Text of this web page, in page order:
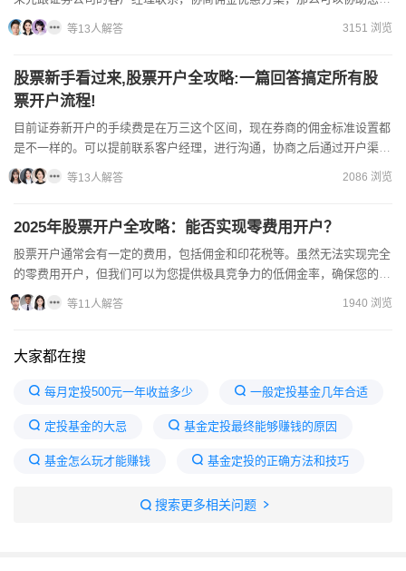
户，并帮您设置低佣金费率。因此，您如果对股票佣金有特殊需求，...
等13人解答 3151 浏览
股票新手看过来,股票开户全攻略:一篇回答搞定所有股
票开户流程!
目前证券新开户的手续费是在万三这个区间，现在券商的佣金标准设置都
是不一样的。可以提前联系客户经理，进行沟通，协商之后通过开户渠道
办理开户，股票账户需要投资者年满十八岁才可以开通，现在网...
等13人解答 2086 浏览
2025年股票开户全攻略：能否实现零费用开户？
股票开户通常会有一定的费用，包括佣金和印花税等。虽然无法实现完全
的零费用开户，但我们可以为您提供极具竞争力的低佣金率，确保您的交
易成本尽可能降低。佣金默认万三，我司可以优惠，欢迎加我微...
等11人解答 1940 浏览
大家都在搜
每月定投500元一年收益多少 一般定投基金几年合适
定投基金的大忌 基金定投最终能够赚钱的原因
基金怎么玩才能赚钱 基金定投的正确方法和技巧
搜索更多相关问题